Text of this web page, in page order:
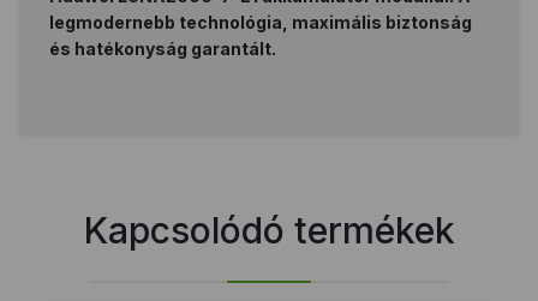
legmodernebb technológia, maximális biztonság
és hatékonyság garantált.
Kapcsolódó termékek